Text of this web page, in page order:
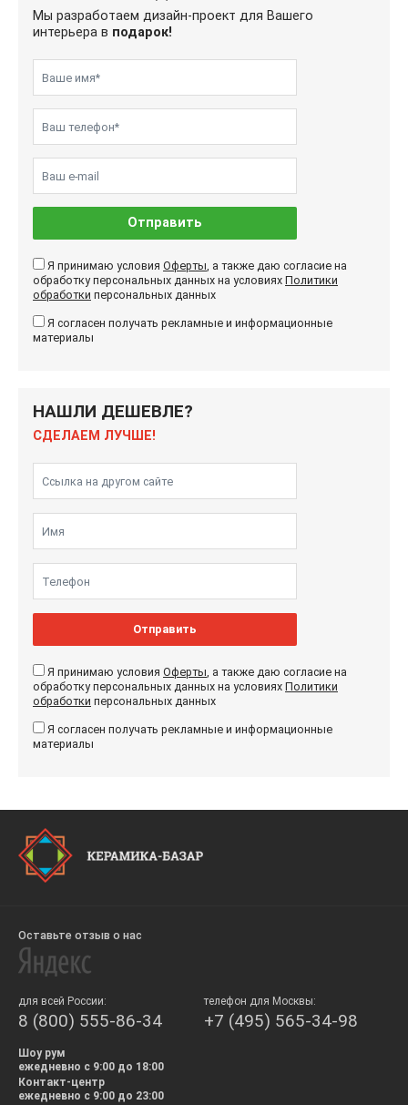
Мы разработаем дизайн-проект для Вашего
интерьера в подарок!
Отправить
Я принимаю условия Оферты, а также даю согласие на
обработку персональных данных на условиях Политики
обработки персональных данных
Я согласен получать рекламные и информационные
материалы
НАШЛИ ДЕШЕВЛЕ?
СДЕЛАЕМ ЛУЧШЕ!
Отправить
Я принимаю условия Оферты, а также даю согласие на
обработку персональных данных на условиях Политики
обработки персональных данных
Я согласен получать рекламные и информационные
материалы
Оставьте отзыв о нас
для всей России:
8 (800) 555-86-34
телефон для Москвы:
+7 (495) 565-34-98
Шоу рум
ежедневно с 9:00 до 18:00
Контакт-центр
ежедневно с 9:00 до 23:00